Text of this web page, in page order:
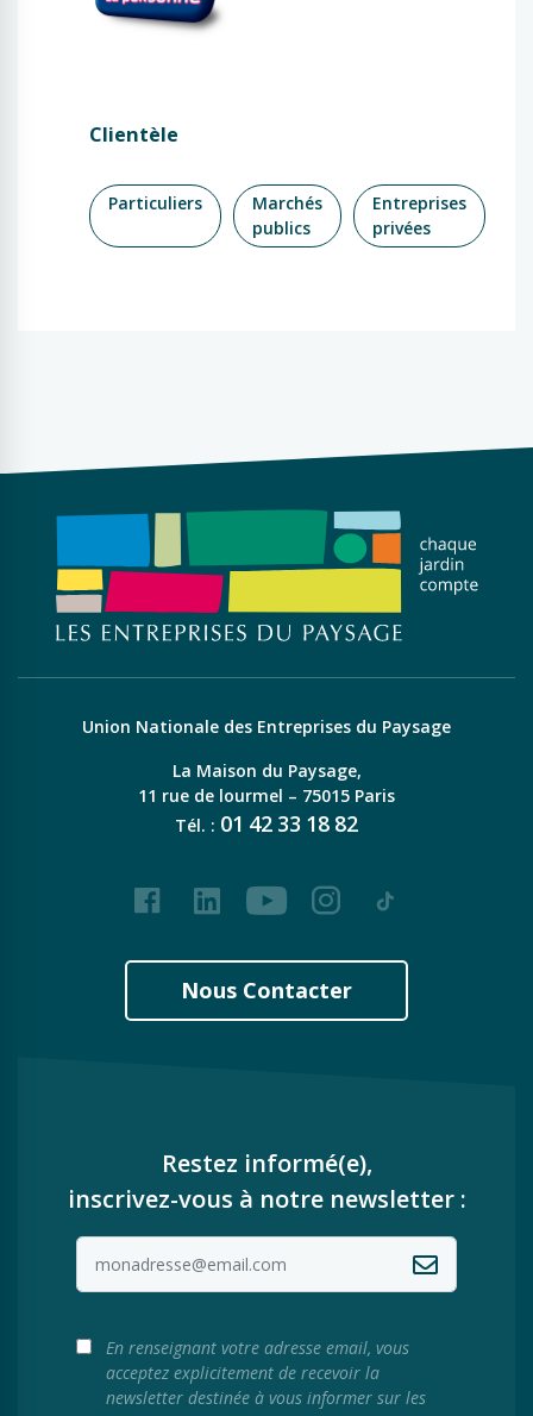
Clientèle
Particuliers
Marchés
publics
Entreprises
privées
Union Nationale des Entreprises du Paysage
La Maison du Paysage,
11 rue de lourmel – 75015 Paris
Tél. : 01 42 33 18 82
FacebookLinkedInYoutubeInstagram
Tiktok
Nous Contacter
Restez informé(e),
inscrivez-vous à notre newsletter :
En renseignant votre adresse email, vous
acceptez explicitement de recevoir la
newsletter destinée à vous informer sur les